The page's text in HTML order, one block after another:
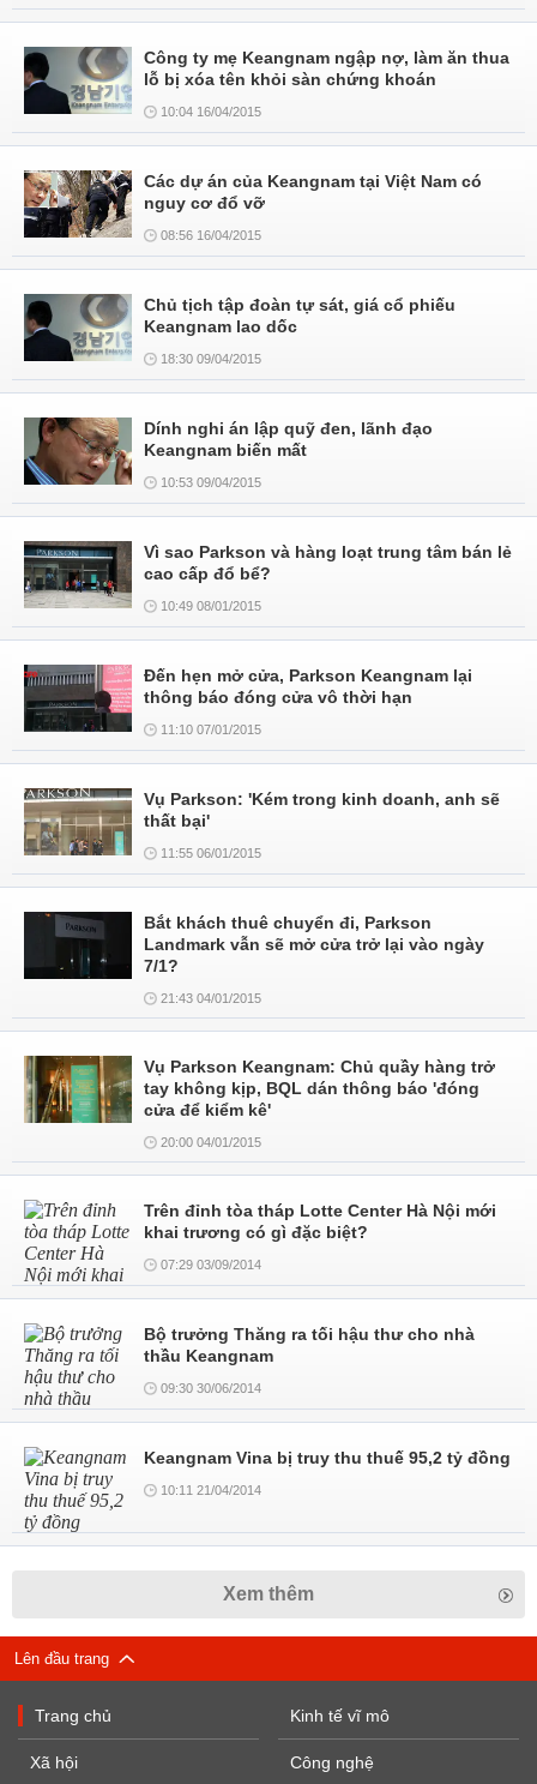
Công ty mẹ Keangnam ngập nợ, làm ăn thua
lỗ bị xóa tên khỏi sàn chứng khoán
10:04 16/04/2015
Các dự án của Keangnam tại Việt Nam có
nguy cơ đổ vỡ
08:56 16/04/2015
Chủ tịch tập đoàn tự sát, giá cổ phiếu
Keangnam lao dốc
18:30 09/04/2015
Dính nghi án lập quỹ đen, lãnh đạo
Keangnam biến mất
10:53 09/04/2015
Vì sao Parkson và hàng loạt trung tâm bán lẻ
cao cấp đổ bể?
10:49 08/01/2015
Đến hẹn mở cửa, Parkson Keangnam lại
thông báo đóng cửa vô thời hạn
11:10 07/01/2015
Vụ Parkson: 'Kém trong kinh doanh, anh sẽ
thất bại'
11:55 06/01/2015
Bắt khách thuê chuyển đi, Parkson
Landmark vẫn sẽ mở cửa trở lại vào ngày
7/1?
21:43 04/01/2015
Vụ Parkson Keangnam: Chủ quầy hàng trở
tay không kịp, BQL dán thông báo 'đóng
cửa để kiểm kê'
20:00 04/01/2015
Trên đỉnh tòa tháp Lotte Center Hà Nội mới
khai trương có gì đặc biệt?
07:29 03/09/2014
Bộ trưởng Thăng ra tối hậu thư cho nhà
thầu Keangnam
09:30 30/06/2014
Keangnam Vina bị truy thu thuế 95,2 tỷ đồng
10:11 21/04/2014
Xem thêm
Lên đầu trang
Trang chủ
Xã hội
Kinh tế vĩ mô
Công nghệ